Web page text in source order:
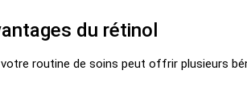
du rétinol
routine de soins peut offrir plusieurs